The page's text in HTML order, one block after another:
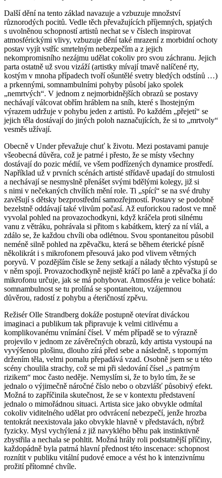
Další dění na tento základ navazuje a vzbuzuje množství
různorodých pocitů. Vedle těch převažujících příjemných, spjatých
s uvolněnou schopností artistů nechat se v číslech inspirovat
atmosférickými vlivy, vzbuzuje dění také mrazení z morbidní ochoty
postav vyjít vstříc smrtelným nebezpečím a z jejich
nekompromisního nezájmu udělat cokoliv pro svou záchranu. Jejich
parta ostatně už svou vizáží (artistky mívají tmavě nalíčené rty,
kostým v mnoha případech tvoří ošuntělé svetry bledých odstínů …)
a prkennými, somnambulními pohyby působí jako spolek
„nemrtvých“. V jednom z nejmorbidnějších obrazů se postavy
nechávají válcovat obřím hráblem na sníh, které s lhostejným
výrazem udržuje v pohybu jeden z artistů. Po každém „přejetí“ se
jejich těla dostávají do jiných poloh naznačujících, že si to „mrtvoly“
vesměs užívají.
Obecně v Under převažuje chuť k životu. Mezi postavami panuje
všeobecná důvěra, což je patrné i přesto, že se místy všechny
dostávají do pozic médií, ve všem podřízených dynamice prostředí.
Například už v prvních scénách artisté střídavě upadají do strnulosti
a nechávají se nesmyslně přenášet svými bdělými kolegy, již si
s nimi v nečekaných chvílích mění role. Ti „spící“ se na své druhy
zavěšují s dětsky bezprostřední samozřejmostí. Postavy se podobně
bezelstně oddávají také vlivům počasí. Až euforickou radost ve mně
vyvolal pohled na provazochodkyni, když kráčela proti silnému
vanu z větráku, pohrávala si přitom s kabátkem, který za ní vlál, a
zdálo se, že každou chvíli oba odlétnou. Svou spontaneitou působil
neméně silně pohled na zpěvačku, která se během éterické písně
několikrát i s mikrofonem přesouvá jako pod vlivem větrných
poryvů. V pozdějším čísle se ženy setkají a nálady těchto výstupů se
v něm spojí. Provazochodkyně nejistě kráčí po laně a zpěvačka jí do
mikrofonu určuje, jak se má pohybovat. Atmosféra je velice bohatá:
somnambulnost se tu prolíná se spontaneitou, vzájemnou
důvěrou, radostí z pohybu a éteričností zpěvu.
Režisér Olle Strandberg dokáže postupně otevírat diváckou
imaginaci a publikum tak připravuje k velmi citlivému a
komplikovanému vnímání čísel. V mém případě se to výrazně
projevilo v jednom ze závěrečných obrazů, kdy artista vystoupá na
vyvýšenou plošinu, dlouho zírá před sebe a následně, s toporným
držením těla, velmi pomalu přepadává vzad. Osobně jsem se u této
scény choulila strachy, což se mi při sledování čísel „s patrným
rizikem“ moc často neděje. Nemyslím si, že to bylo tím, že se
jednalo o výjimečně náročné číslo nebo o obzvlášť působivý efekt.
Možná to zapříčinila skutečnost, že se v kontextu představení
jednalo o mimořádnou situaci. Artista sice jako obvykle odmítal
cokoliv viditelného udělat pro odvrácení nebezpečí, jenže hrozba
tentokrát neexistovala jako obvykle hlavně v představách, nýbrž
fyzicky. Mysl vychýlená z již navyklého běhu pak instinktivně
zbystřila a nechala se pohltit. Možná hrály roli podstatnější příčiny,
každopádně byla patrná hlavní přednost této inscenace: schopnost
roznítit v publiku vitální pudové emoce a vést ho k intenzivnímu
prožití přítomné chvíle.